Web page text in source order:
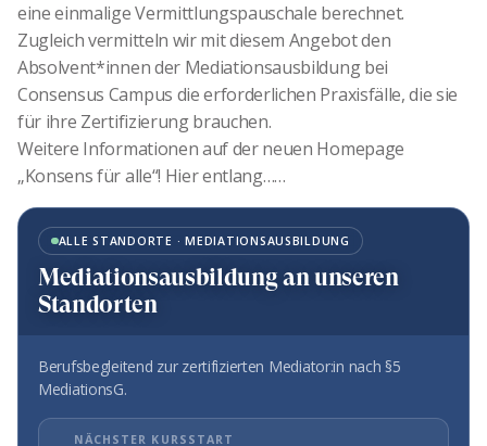
eine einmalige Vermittlungspauschale berechnet.
Zugleich vermitteln wir mit diesem Angebot den
Absolvent*innen der Mediationsausbildung bei
Consensus Campus die erforderlichen Praxisfälle, die sie
für ihre Zertifizierung brauchen.
Weitere Informationen auf der neuen Homepage
„Konsens für alle“! Hier entlang……
ALLE STANDORTE · MEDIATIONSAUSBILDUNG
Mediationsausbildung an unseren
Standorten
Berufsbegleitend zur zertifizierten Mediator:in nach §5
MediationsG.
NÄCHSTER KURSSTART